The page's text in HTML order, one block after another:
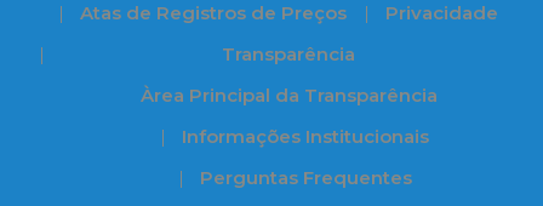
Atas de Registros de Preços
Privacidade
Transparência
Àrea Principal da Transparência
Informações Institucionais
Perguntas Frequentes